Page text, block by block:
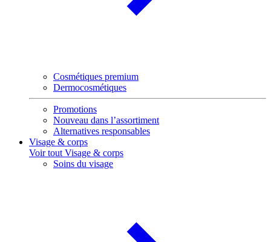
Cosmétiques premium
Dermocosmétiques
Promotions
Nouveau dans l’assortiment
Alternatives responsables
Visage & corps
Voir tout Visage & corps
Soins du visage